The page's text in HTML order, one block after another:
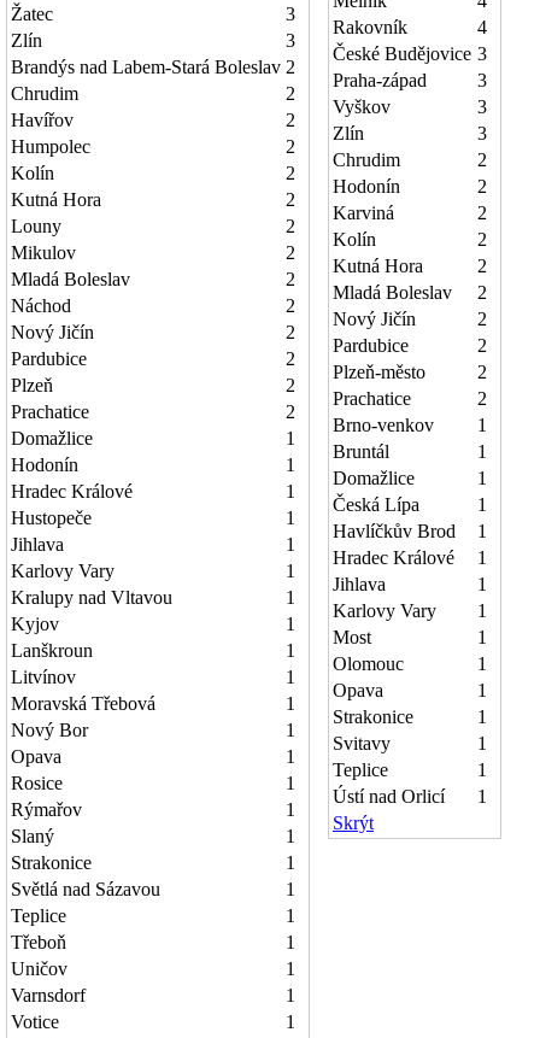
Žatec
3
Zlín
3
Brandýs nad Labem-Stará Boleslav 2
Chrudim
2
Havířov
2
Humpolec
2
Kolín
2
Kutná Hora
2
Louny
2
Mikulov
2
Mladá Boleslav
2
Náchod
2
Nový Jičín
2
Pardubice
2
Plzeň
2
Prachatice
2
Domažlice
1
Hodonín
1
Hradec Králové
1
Hustopeče
1
Jihlava
1
Karlovy Vary
1
Kralupy nad Vltavou
1
Kyjov
1
Lanškroun
1
Litvínov
1
Moravská Třebová
1
Nový Bor
1
Opava
1
Rosice
1
Rýmařov
1
Slaný
1
Strakonice
1
Světlá nad Sázavou
1
Teplice
1
Třeboň
1
Uničov
1
Varnsdorf
1
Votice
1
Rakovník
4
České Budějovice 3
Praha-západ
3
Vyškov
3
Zlín
3
Chrudim
2
Hodonín
2
Karviná
2
Kolín
2
Kutná Hora
2
Mladá Boleslav
2
Nový Jičín
2
Pardubice
2
Plzeň-město
2
Prachatice
2
Brno-venkov
1
Bruntál
1
Domažlice
1
Česká Lípa
1
Havlíčkův Brod
1
Hradec Králové
1
Jihlava
1
Karlovy Vary
1
Most
1
Olomouc
1
Opava
1
Strakonice
1
Svitavy
1
Teplice
1
Ústí nad Orlicí
1
Skrýt